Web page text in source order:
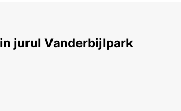
jurul Vanderbijlpark